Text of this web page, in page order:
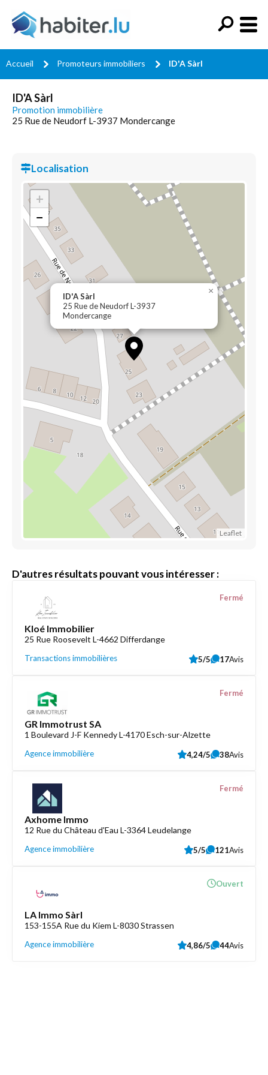
Accueil Promoteurs immobiliers ID'A Sàrl
ID'A Sàrl
Promotion immobilière
25 Rue de Neudorf L-3937 Mondercange
Localisation
ID'A Sàrl
25 Rue de Neudorf L-3937
Mondercange
×
+
−
Leaflet
D'autres résultats pouvant vous intéresser :
Kloé Immobilier
25 Rue Roosevelt L-4662 Differdange
Transactions immobilières
Fermé
5/5 17Avis
GR Immotrust SA
1 Boulevard J-F Kennedy L-4170 Esch-sur-Alzette
Agence immobilière
Fermé
4,24/5 38Avis
Axhome Immo
12 Rue du Château d'Eau L-3364 Leudelange
Agence immobilière
Fermé
5/5 121Avis
LA Immo Sàrl
153-155A Rue du Kiem L-8030 Strassen
Agence immobilière
Ouvert
4,86/5 44Avis